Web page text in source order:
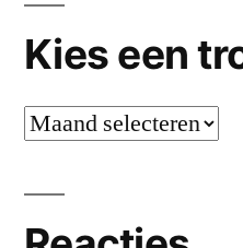
Kies een
Kies